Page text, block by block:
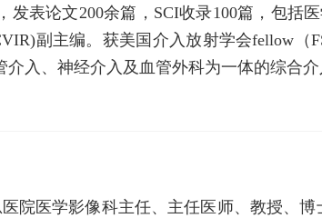
表论文200余篇，SCI收录100篇，包括
副主编。获美国介入放射学会fellow
入、神经介入及血管外科为一体的综合
院医学影像科主任、主任医师、教授、